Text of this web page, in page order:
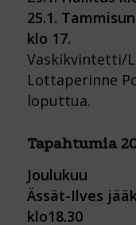
25.1.
klo 17.
Vaskikvintetti/
Lottaperinne
loputtua.
Tapahtumia
Joulukuu
Ässät-Ilves
klo18.30